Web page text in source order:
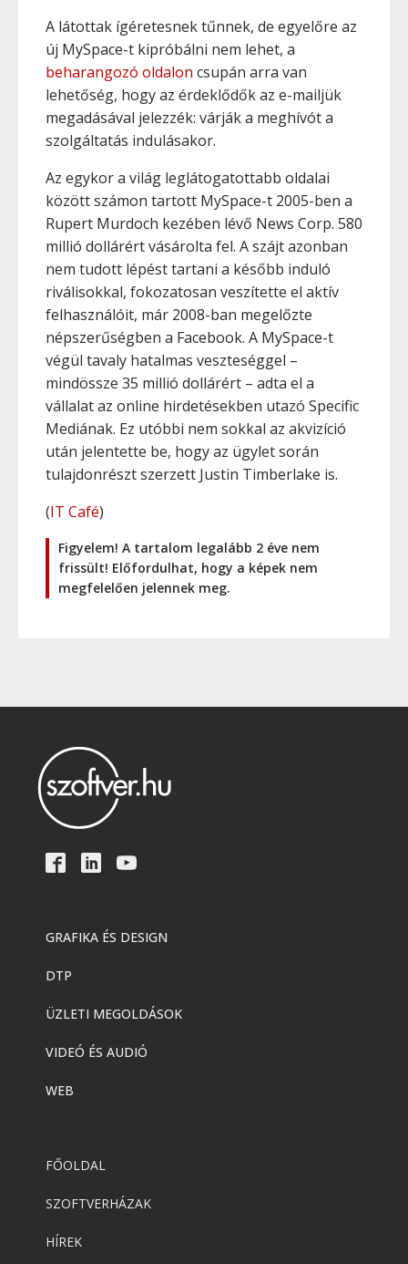
A látottak ígéretesnek tűnnek, de egyelőre az
új MySpace-t kipróbálni nem lehet, a
beharangozó oldalon csupán arra van
lehetőség, hogy az érdeklődők az e-mailjük
megadásával jelezzék: várják a meghívót a
szolgáltatás indulásakor.
Az egykor a világ leglátogatottabb oldalai
között számon tartott MySpace-t 2005-ben a
Rupert Murdoch kezében lévő News Corp. 580
millió dollárért vásárolta fel. A szájt azonban
nem tudott lépést tartani a később induló
riválisokkal, fokozatosan veszítette el aktív
felhasználóit, már 2008-ban megelőzte
népszerűségben a Facebook. A MySpace-t
végül tavaly hatalmas veszteséggel –
mindössze 35 millió dollárért – adta el a
vállalat az online hirdetésekben utazó Specific
Mediának. Ez utóbbi nem sokkal az akvizíció
után jelentette be, hogy az ügylet során
tulajdonrészt szerzett Justin Timberlake is.
(IT Café)
Figyelem! A tartalom legalább 2 éve nem
frissült! Előfordulhat, hogy a képek nem
megfelelően jelennek meg.
GRAFIKA ÉS DESIGN
DTP
ÜZLETI MEGOLDÁSOK
VIDEÓ ÉS AUDIÓ
WEB
FŐOLDAL
SZOFTVERHÁZAK
HÍREK